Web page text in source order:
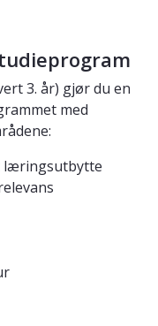
3. år) gjør du en
med
læringsutbytte